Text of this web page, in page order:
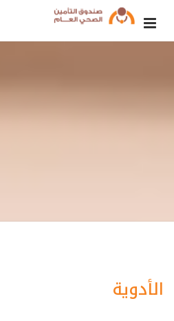
الأدوية